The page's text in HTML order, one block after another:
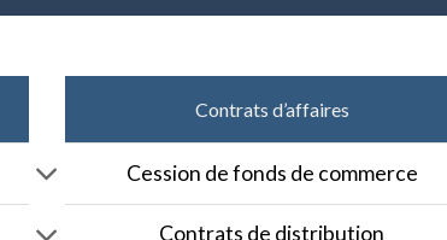
Contrats d’affaires
Cession de fonds de commerce
Contrats de distribution